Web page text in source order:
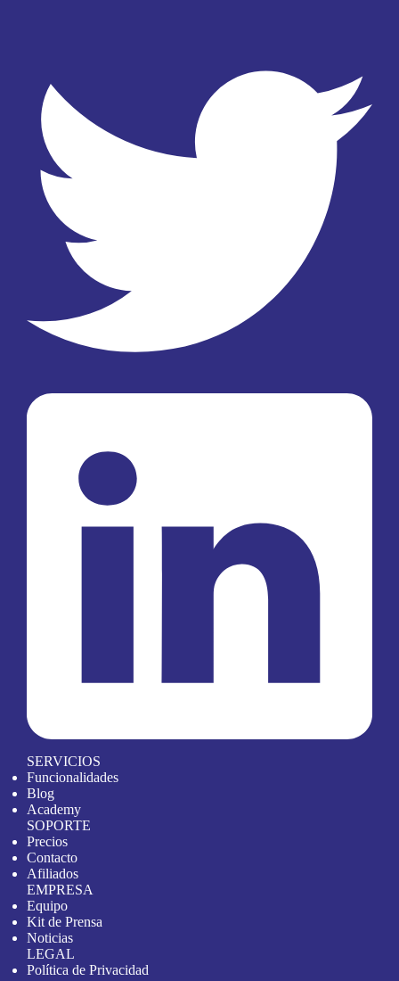
SERVICIOS
Funcionalidades
Blog
Academy
SOPORTE
Precios
Contacto
Afiliados
EMPRESA
Equipo
Kit de Prensa
Noticias
LEGAL
Política de Privacidad